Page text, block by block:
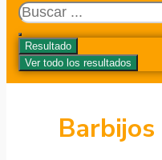
Search
...
Resultado
Ver todo los resultados